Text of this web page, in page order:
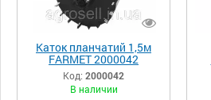
Каток планчатий 1,5м
FARMET 2000042
Код: 2000042
В наличии